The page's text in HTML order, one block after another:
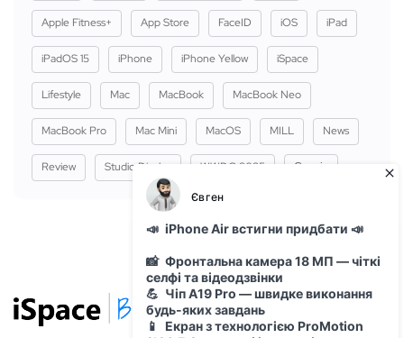
Apple Fitness+ App Store FaceID iOS iPad
iPadOS 15 iPhone iPhone Yellow iSpace
Lifestyle Mac MacBook MacBook Neo
MacBook Pro Mac Mini MacOS MILL News
Review Studio Display WWDC 2025 Сервіс